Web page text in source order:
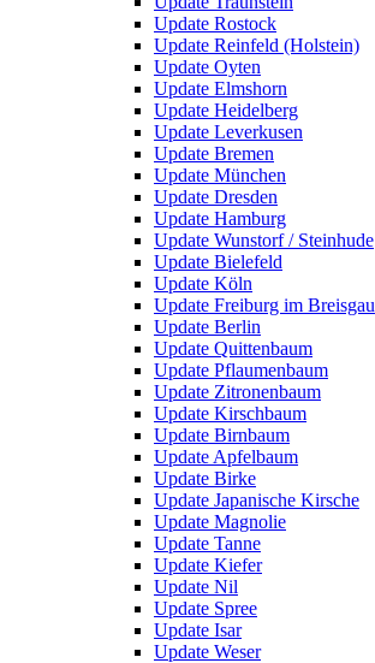
Update Rostock
Update Reinfeld (Holstein)
Update Oyten
Update Elmshorn
Update Heidelberg
Update Leverkusen
Update Bremen
Update München
Update Dresden
Update Hamburg
Update Wunstorf / Steinhude
Update Bielefeld
Update Köln
Update Freiburg im Breisgau
Update Berlin
Update Quittenbaum
Update Pflaumenbaum
Update Zitronenbaum
Update Kirschbaum
Update Birnbaum
Update Apfelbaum
Update Birke
Update Japanische Kirsche
Update Magnolie
Update Tanne
Update Kiefer
Update Nil
Update Spree
Update Isar
Update Weser